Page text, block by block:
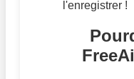
l'enregistrer !